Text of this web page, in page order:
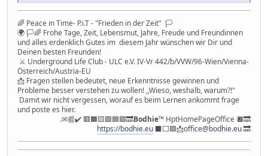
🌈 Peace in Time- P.i.T - "Frieden in der Zeit" 🏳
🌍 🏳🌈 Frohe Tage, Zeit, Lebensmut, Jahre, Freude und Freundinnen
und alles erdenklich Gutes im diesem Jahr wünschen wir Dir und
Deinen besten Freunden!
⚔ Underground Life Club - ULC e.V. IV-Vr 442/b/VVW/96-Wien/Vienna-
Österreich/Austria-EU
📩 Fragen stellen bedeutet, neue Erkenntnisse gewinnen und
Probleme besser verstehen zu wollen! ,,Wieso, weshalb, warum?!"
Damit wir nicht vergessen, worauf es beim Lernen ankommt frage
und poste es hier.
.✉📰✔️ 🟥🟧🟨🟩🟦🟪🔜Bodhie™ HptHomePageOffice 🔲🔜
https://bodhie.eu ⬛️⬜️🟪📩office@bodhie.eu🔜